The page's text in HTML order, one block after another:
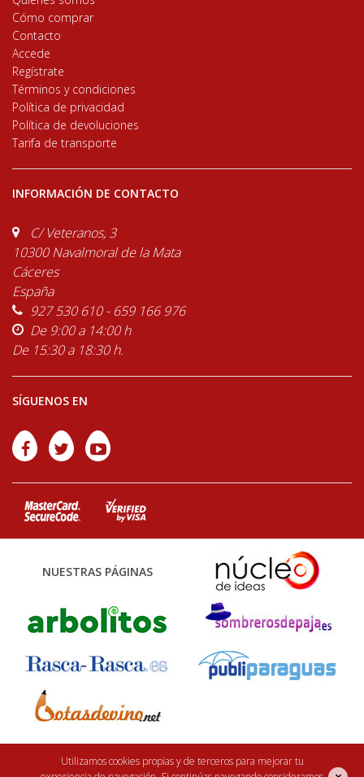
Utilizamos cookies propias y de terceros para mejorar tu
Cómo comprar
Contacto
Accede
Regístrate
Términos y condiciones
Política de privacidad
Política de devoluciones
Tarifa de transporte
INFORMACIÓN DE CONTACTO
C/ Veteranos, 3
10300 Navalmoral de la Mata
Cáceres
España
927 530 610 - 659 166 976
De 9:00 a 14:00 h
De 15:30 a 18:30 h.
SÍGUENOS EN
NUESTRAS PÁGINAS
Finca Casarejo 2026. Núcleo Zoológico: 122CC0001. Desarrollo web: